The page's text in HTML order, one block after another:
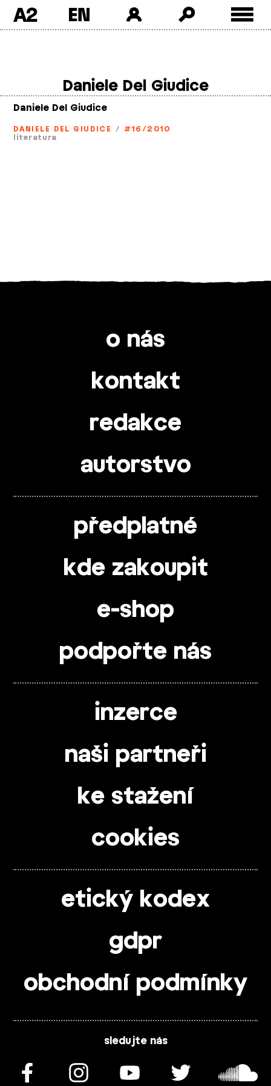
A2
Daniele Del Giudice
Daniele Del Giudice
DANIELE DEL GIUDICE / #16/2010
literatura
o nás
kontakt
redakce
autorstvo
předplatné
kde zakoupit
e-shop
podpořte nás
inzerce
naši partneři
ke stažení
cookies
etický kodex
gdpr
obchodní podmínky
sledujte nás